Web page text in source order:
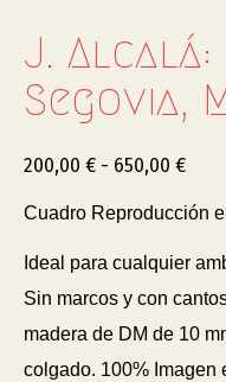
J. Alcalá:
Segovia,
200,00 € - 650,00 €
Cuadro Reproducción
Ideal para cualquier
Sin marcos y con
madera de DM de 10
colgado. 100% Imagen